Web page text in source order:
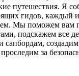
путешествия. Я
гидов, каждый
Мы поможем вам
подскажем все
сапбордам,
за